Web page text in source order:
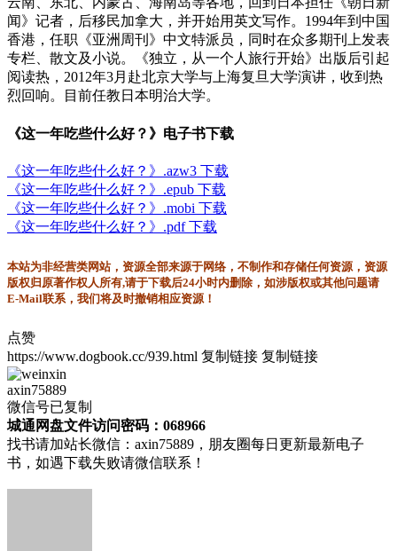
闻》记者，后移民加拿大，并开始用英文写作。1994年到中国
香港，任职《亚洲周刊》中文特派员，同时在众多期刊上发表
专栏、散文及小说。《独立，从一个人旅行开始》出版后引起
阅读热，2012年3月赴北京大学与上海复旦大学演讲，收到热
烈回响。目前任教日本明治大学。
《这一年吃些什么好？》电子书下载
《这一年吃些什么好？》.azw3 下载
《这一年吃些什么好？》.epub 下载
《这一年吃些什么好？》.mobi 下载
《这一年吃些什么好？》.pdf 下载
本站为非经营类网站，资源全部来源于网络，不制作和存储任何资源，资源
版权归原著作权人所有,请于下载后24小时内删除，如涉版权或其他问题请
E-Mail联系，我们将及时撤销相应资源！
点赞
https://www.dogbook.cc/939.html 复制链接 复制链接
axin75889
微信号已复制
城通网盘文件访问密码：068966
找书请加站长微信：axin75889，朋友圈每日更新最新电子
书，如遇下载失败请微信联系！